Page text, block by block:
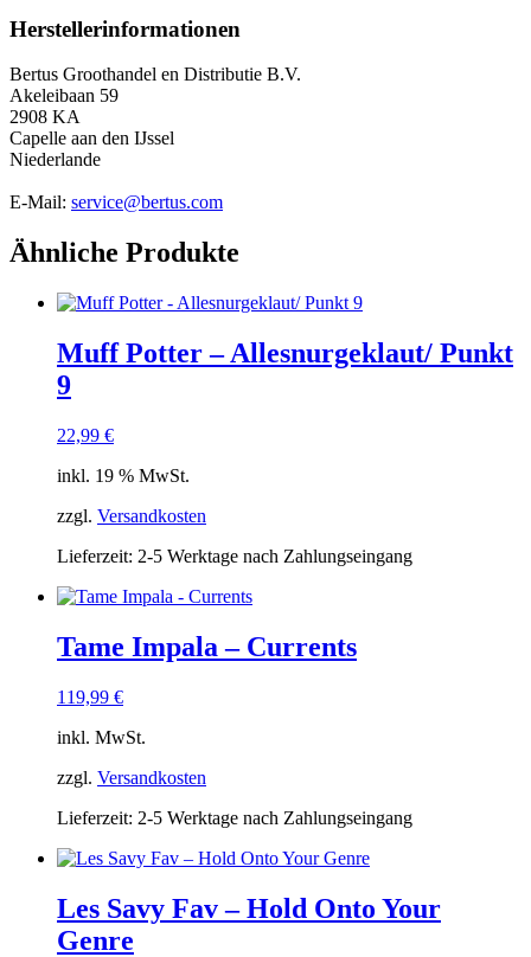
Herstellerinformationen
Bertus Groothandel en Distributie B.V.
Akeleibaan 59
2908 KA
Capelle aan den IJssel
Niederlande
E-Mail: service@bertus.com
Ähnliche Produkte
Muff Potter – Allesnurgeklaut/ Punkt
9
22,99 €
inkl. 19 % MwSt.
zzgl. Versandkosten
Lieferzeit: 2-5 Werktage nach Zahlungseingang
Tame Impala – Currents
119,99 €
inkl. MwSt.
zzgl. Versandkosten
Lieferzeit: 2-5 Werktage nach Zahlungseingang
Les Savy Fav – Hold Onto Your
Genre